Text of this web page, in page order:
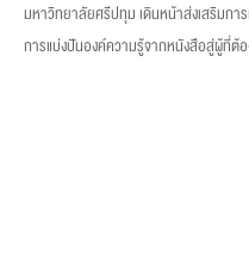
มหาวิทยาลัยศรีปทุม เดินหน้าส่งเสริมก
การแบ่งปันองค์ความรู้จากหนังสือสู่ผู้ที่ต้